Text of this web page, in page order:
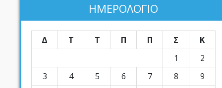
ΗΜΕΡΟΛΟΓΙΟ
Δ Τ Τ Π Π Σ
Κ
1
2
3
4 5 6 7 8
9